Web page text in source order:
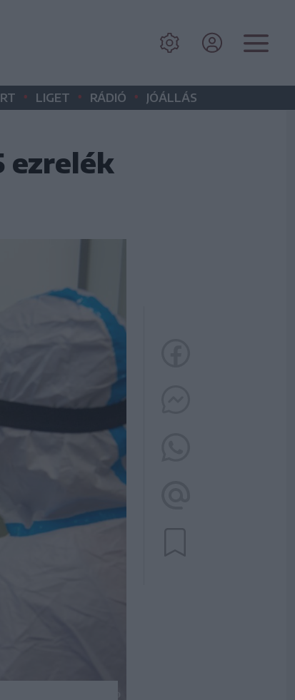
• LIGET • RÁDIÓ • JÓÁLLÁS
ezrelék